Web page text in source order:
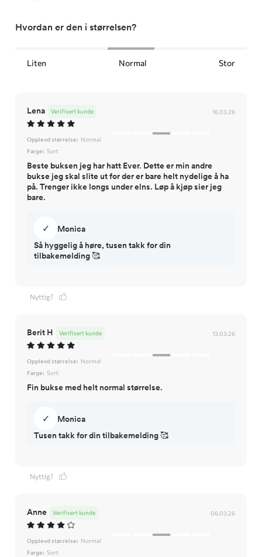
Hvordan er den i størrelsen?
Liten Normal Stor
Lena 16.03.26
Verifisert kunde
Opplevd størrelse: Normal
Farge: Sort
Beste buksen jeg har hatt Ever. Dette er min andre
bukse jeg skal slite ut for der er bare helt nydelige å ha
på. Trenger ikke longs under elns. Løp å kjøp sier jeg
bare.
✓
Monica
Så hyggelig å høre, tusen takk for din
tilbakemelding 🥰
Nyttig?
Berit H 13.03.26
Verifisert kunde
Opplevd størrelse: Normal
Farge: Sort
Fin bukse med helt normal størrelse.
✓
Monica
Tusen takk for din tilbakemelding 🥰
Nyttig?
Anne 06.03.26
Verifisert kunde
Opplevd størrelse: Normal
Farge: Sort